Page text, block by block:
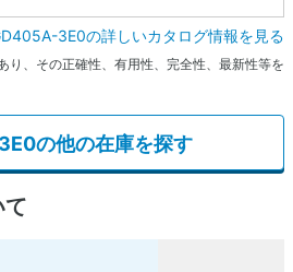
3E0の詳しいカタログ情報を見る
り、その正確性、有用性、完全性、最新性等を
の他の在庫を探す